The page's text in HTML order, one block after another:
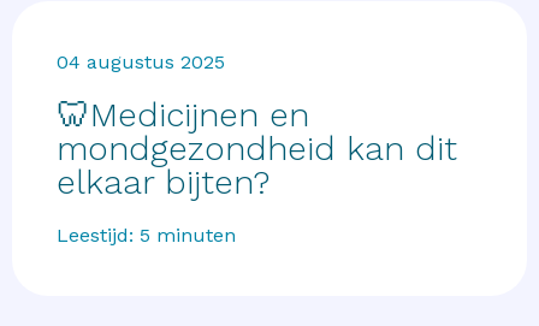
04 augustus 2025
🦷Medicijnen en
mondgezondheid kan dit
elkaar bijten?
Leestijd: 5 minuten